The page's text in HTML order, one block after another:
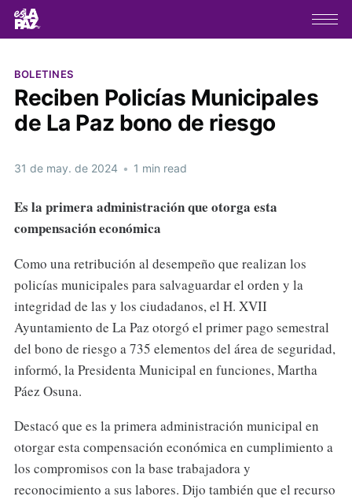
BOLETINES
Reciben Policías Municipales
de La Paz bono de riesgo
31 de may. de 2024 • 1 min read
Es la primera administración que otorga esta
compensación económica
Como una retribución al desempeño que realizan los
policías municipales para salvaguardar el orden y la
integridad de las y los ciudadanos, el H. XVII
Ayuntamiento de La Paz otorgó el primer pago semestral
del bono de riesgo a 735 elementos del área de seguridad,
informó, la Presidenta Municipal en funciones, Martha
Páez Osuna.
Destacó que es la primera administración municipal en
otorgar esta compensación económica en cumplimiento a
los compromisos con la base trabajadora y
reconocimiento a sus labores. Dijo también que el recurso